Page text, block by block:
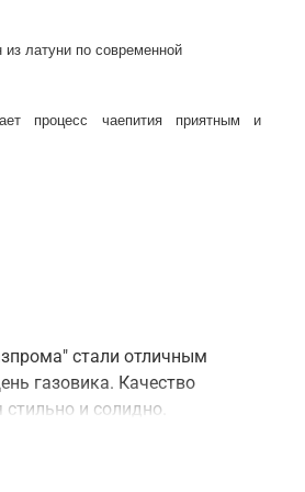
из латуни по современной
процесс чаепития приятным и
на фото.
стали отличным
газовика. Качество
и солидно.
подарка.